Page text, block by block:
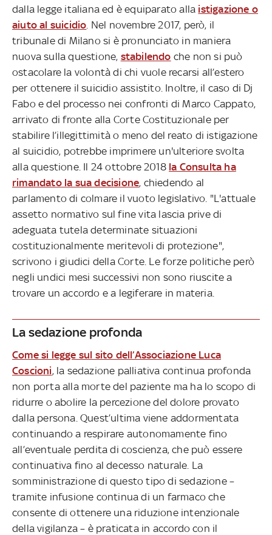
dalla legge italiana ed è equiparato alla istigazione o
aiuto al suicidio . Nel novembre 2017, però, il
tribunale di Milano si è pronunciato in maniera
nuova sulla questione, stabilendo che non si può
ostacolare la volontà di chi vuole recarsi all’estero
per ottenere il suicidio assistito. Inoltre, il caso di Dj
Fabo e del processo nei confronti di Marco Cappato,
arrivato di fronte alla Corte Costituzionale per
stabilire l’illegittimità o meno del reato di istigazione
al suicidio, potrebbe imprimere un'ulteriore svolta
alla questione. Il 24 ottobre 2018 la Consulta ha
rimandato la sua decisione, chiedendo al
parlamento di colmare il vuoto legislativo. "L'attuale
assetto normativo sul fine vita lascia prive di
adeguata tutela determinate situazioni
costituzionalmente meritevoli di protezione",
scrivono i giudici della Corte. Le forze politiche però
negli undici mesi successivi non sono riuscite a
trovare un accordo e a legiferare in materia.
La sedazione profonda
Come si legge sul sito dell’Associazione Luca
Coscioni, la sedazione palliativa continua profonda
non porta alla morte del paziente ma ha lo scopo di
ridurre o abolire la percezione del dolore provato
dalla persona. Quest’ultima viene addormentata
continuando a respirare autonomamente fino
all’eventuale perdita di coscienza, che può essere
continuativa fino al decesso naturale. La
somministrazione di questo tipo di sedazione –
tramite infusione continua di un farmaco che
consente di ottenere una riduzione intenzionale
della vigilanza – è praticata in accordo con il